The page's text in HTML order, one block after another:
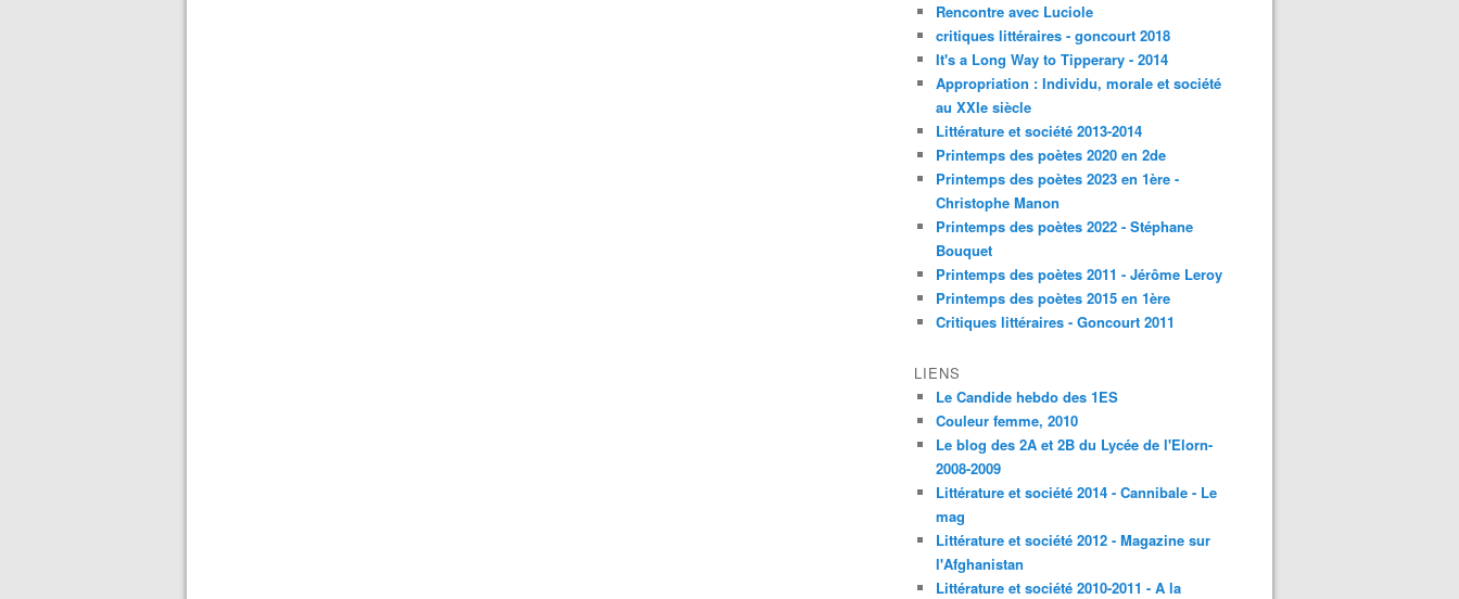
Rencontre avec Luciole
critiques littéraires - goncourt 2018
It's a Long Way to Tipperary - 2014
Appropriation : Individu, morale et société
au XXIe siècle
Littérature et société 2013-2014
Printemps des poètes 2020 en 2de
Printemps des poètes 2023 en 1ère -
Christophe Manon
Printemps des poètes 2022 - Stéphane
Bouquet
Printemps des poètes 2011 - Jérôme Leroy
Printemps des poètes 2015 en 1ère
Critiques littéraires - Goncourt 2011
LIENS
Le Candide hebdo des 1ES
Couleur femme, 2010
Le blog des 2A et 2B du Lycée de l'Elorn-
2008-2009
Littérature et société 2014 - Cannibale - Le
mag
Littérature et société 2012 - Magazine sur
l'Afghanistan
Littérature et société 2010-2011 - A la